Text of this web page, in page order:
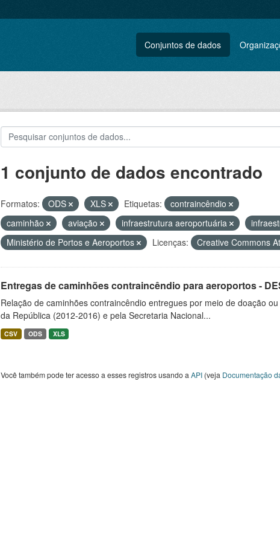
Conjuntos de dados
1 conjunto de dados encontrado
Formatos: ODS XLS Etiquetas:
contraincêndio
caminhão
aviação infraestrutura aeroportuária
Ministério de Portos e Aeroportos
Licenças: Creative Commons
Entregas de caminhões contraincêndio para aeroportos -
Relação de caminhões contraincêndio entregues por meio de doação
da República (2012-2016) e pela Secretaria Nacional...
CSV ODS XLS
Você também pode ter acesso a esses registros usando a API(veja Documentação